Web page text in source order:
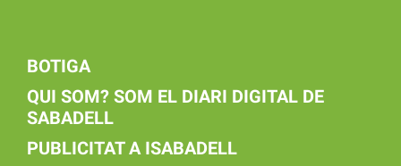
BOTIGA
QUI SOM? SOM EL DIARI DIGITAL DE
SABADELL
PUBLICITAT A ISABADELL